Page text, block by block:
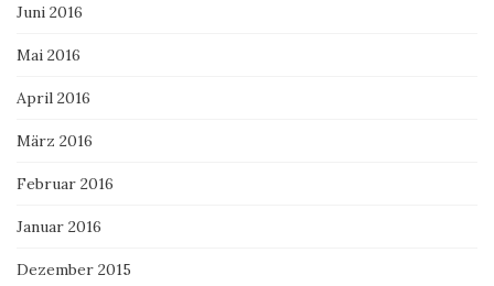
Juni 2016
Mai 2016
April 2016
März 2016
Februar 2016
Januar 2016
Dezember 2015